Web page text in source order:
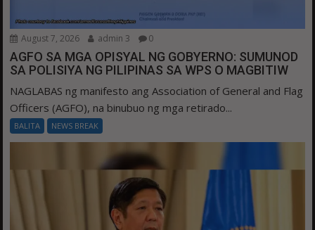
August 7, 2026 admin 3 0
AGFO SA MGA OPISYAL NG GOBYERNO: SUMUNOD
SA POLISIYA NG PILIPINAS SA WPS O MAGBITIW
NAGLABAS ng manifesto ang Association of General and Flag
Officers (AGFO), na binubuo ng mga retirado...
BALITA NEWS BREAK